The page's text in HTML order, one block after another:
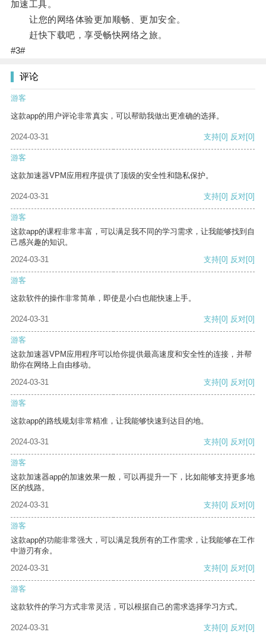
加速工具。
让您的网络体验更加顺畅、更加安全。
赶快下载吧，享受畅快网络之旅。
#3#
评论
游客
这款app的用户评论非常真实，可以帮助我做出更准确的选择。
2024-03-31 支持[0] 反对[0]
游客
这款加速器VPM应用程序提供了顶级的安全性和隐私保护。
2024-03-31 支持[0] 反对[0]
游客
这款app的课程非常丰富，可以满足我不同的学习需求，让我能够找到自
己感兴趣的知识。
2024-03-31
支持[0] 反对[0]
游客
这款软件的操作非常简单，即使是小白也能快速上手。
2024-03-31 支持[0] 反对[0]
游客
这款加速器VPM应用程序可以给你提供最高速度和安全性的连接，并帮
助你在网络上自由移动。
2024-03-31
支持[0] 反对[0]
游客
这款app的路线规划非常精准，让我能够快速到达目的地。
2024-03-31 支持[0] 反对[0]
游客
这款加速器app的加速效果一般，可以再提升一下，比如能够支持更多地
区的线路。
2024-03-31
支持[0] 反对[0]
游客
这款app的功能非常强大，可以满足我所有的工作需求，让我能够在工作
中游刃有余。
2024-03-31
支持[0] 反对[0]
游客
这款软件的学习方式非常灵活，可以根据自己的需求选择学习方式。
2024-03-31 支持[0] 反对[0]